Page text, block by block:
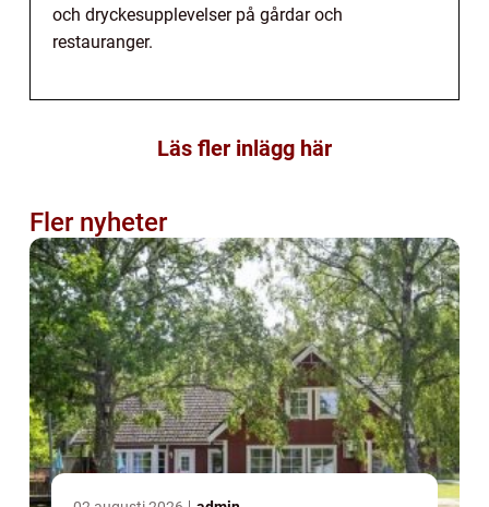
och dryckesupplevelser på gårdar och
restauranger.
Läs fler inlägg här
Fler nyheter